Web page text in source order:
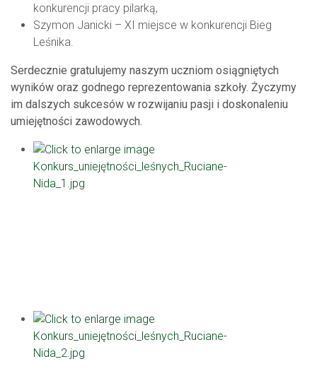
konkurencji pracy pilarką,
Szymon Janicki – XI miejsce w konkurencji Bieg
Leśnika.
Serdecznie gratulujemy naszym uczniom osiągniętych
wyników oraz godnego reprezentowania szkoły. Życzymy
im dalszych sukcesów w rozwijaniu pasji i doskonaleniu
umiejętności zawodowych.